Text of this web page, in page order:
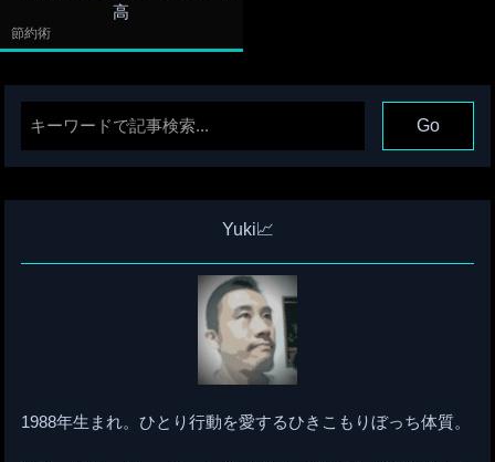
高
節約術
Yuki📈
1988年生まれ。ひとり行動を愛するひきこもりぼっち体質。